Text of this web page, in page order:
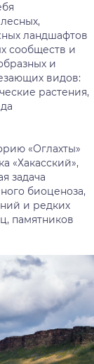
ландшафтов
сообществ и
и
видов:
растения,
«Оглахты»
«Хакасский»,
задача
биоценоза,
и редких
памятников